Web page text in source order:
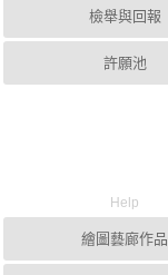
檢舉與回報
許願池
Help
繪圖藝廊作品